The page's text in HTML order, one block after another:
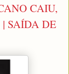
CAIU,
SAÍDA DE